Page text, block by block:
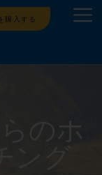
購入する
のホ
グ